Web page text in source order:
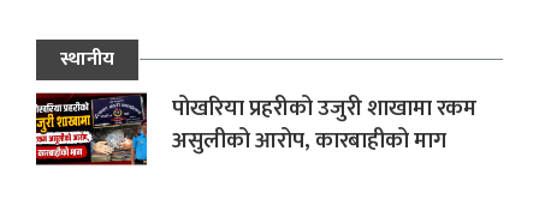
स्थानीय
पोखरिया प्रहरीको उजुरी शाखामा रकम
असुलीको आरोप, कारबाहीको माग